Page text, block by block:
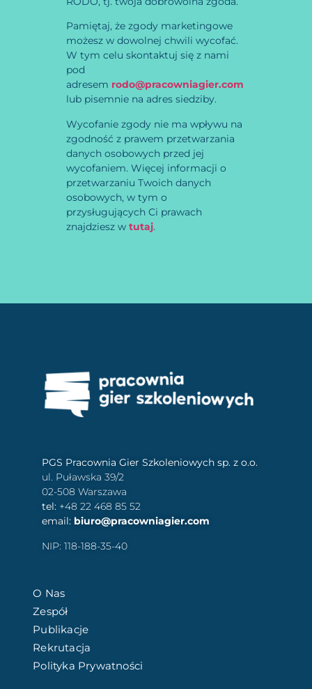
Pamiętaj, że zgody marketingowe
możesz w dowolnej chwili wycofać.
W tym celu skontaktuj się z nami
pod
adresem rodo@pracowniagier.com
lub pisemnie na adres siedziby.
Wycofanie zgody nie ma wpływu na
zgodność z prawem przetwarzania
danych osobowych przed jej
wycofaniem. Więcej informacji o
przetwarzaniu Twoich danych
osobowych, w tym o
przysługujących Ci prawach
znajdziesz w tutaj.
PGS Pracownia Gier Szkoleniowych sp. z o.o.
ul. Puławska 39/2
02-508 Warszawa
tel: +48 22 468 85 52
email: biuro@pracowniagier.com
NIP: 118-188-35-40
O Nas
Zespół
Publikacje
Rekrutacja
Polityka Prywatności